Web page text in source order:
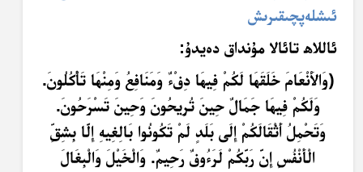
ئىشلەپچىقىرىش
ئاللاھ تائالا مۇنداق دەيدۇ:
﴿والنعام خلقَهَا لكم فيهَا دفْءٌ ومنافع ومنْهَا تَأْكلون.
ولكم فيهَا جمال حين تريحون وحين تسرحون.
وتحمل ُأَثْقالكم إِلى بلد لم تكونوا بالغيهِ إِلا بشق
الْأَنفس إِن ربكم لرَءُوف رحيم. والخيل والبغال